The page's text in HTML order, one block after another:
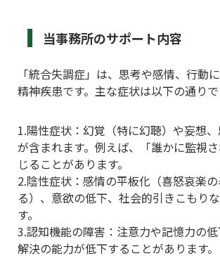
当事務所のサポート内容
「統合失調症」は、思考や感情、行動
精神疾患です。主な症状は以下の通りで
1.陽性症状：幻覚（特に幻聴）や妄想
が含まれます。例えば、「誰かに監視
じることがあります。
2.陰性症状：感情の平板化（喜怒哀楽
る）、意欲の低下、社会的引きこもり
す。
3.認知機能の障害：注意力や記憶力の
解決の能力が低下することがあります。